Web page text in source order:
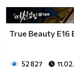
True Beauty E16
52 827